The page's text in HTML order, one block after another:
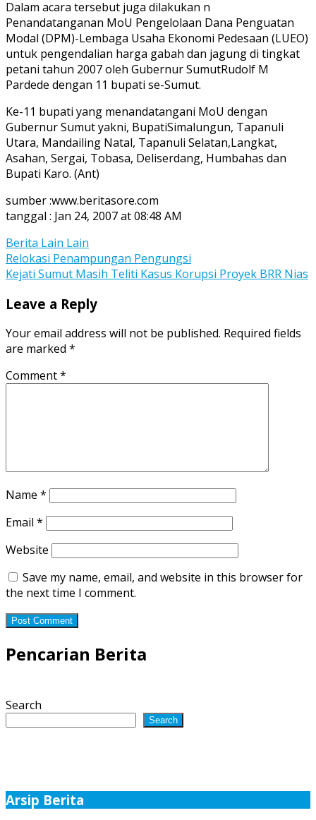
Dalam acara tersebut juga dilakukan n
Penandatanganan MoU Pengelolaan Dana Penguatan
Modal (DPM)-Lembaga Usaha Ekonomi Pedesaan (LUEO)
untuk pengendalian harga gabah dan jagung di tingkat
petani tahun 2007 oleh Gubernur SumutRudolf M
Pardede dengan 11 bupati se-Sumut.
Ke-11 bupati yang menandatangani MoU dengan
Gubernur Sumut yakni, BupatiSimalungun, Tapanuli
Utara, Mandailing Natal, Tapanuli Selatan,Langkat,
Asahan, Sergai, Tobasa, Deliserdang, Humbahas dan
Bupati Karo. (Ant)
sumber :www.beritasore.com
tanggal : Jan 24, 2007 at 08:48 AM
Berita Lain Lain
Post
navigation
Relokasi Penampungan Pengungsi
Kejati Sumut Masih Teliti Kasus Korupsi Proyek BRR Nias
Leave a Reply
Your email address will not be published. Required fields
are marked *
Comment*
Name *
Email *
Website
Save my name, email, and website in this browser for
the next time I comment.
Pencarian Berita
Search
Search
Arsip Berita